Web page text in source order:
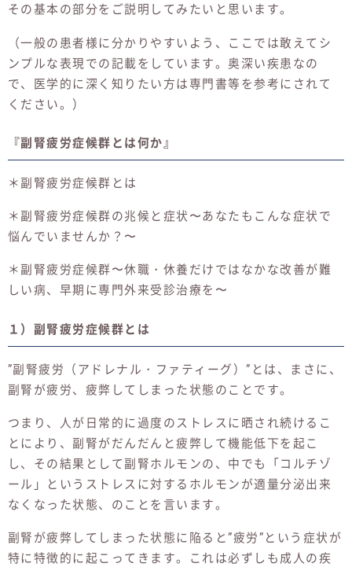
その基本の部分をご説明してみたいと思います。
（一般の患者様に分かりやすいよう、ここでは敢えてシ
ンプルな表現での記載をしています。奥深い疾患なの
で、医学的に深く知りたい方は専門書等を参考にされて
ください。）
『副腎疲労症候群とは何か』
＊副腎疲労症候群とは
＊副腎疲労症候群の兆候と症状〜あなたもこんな症状で
悩んでいませんか？〜
＊副腎疲労症候群〜休職・休養だけではなかな改善が難
しい病、早期に専門外来受診治療を〜
１）副腎疲労症候群とは
”副腎疲労（アドレナル・ファティーグ）”とは、まさに、
副腎が疲労、疲弊してしまった状態のことです。
つまり、人が日常的に過度のストレスに晒され続けるこ
とにより、副腎がだんだんと疲弊して機能低下を起こ
し、その結果として副腎ホルモンの、中でも「コルチゾ
ール」というストレスに対するホルモンが適量分泌出来
なくなった状態、のことを言います。
副腎が疲弊してしまった状態に陥ると”疲労”という症状が
特に特徴的に起こってきます。これは必ずしも成人の疾